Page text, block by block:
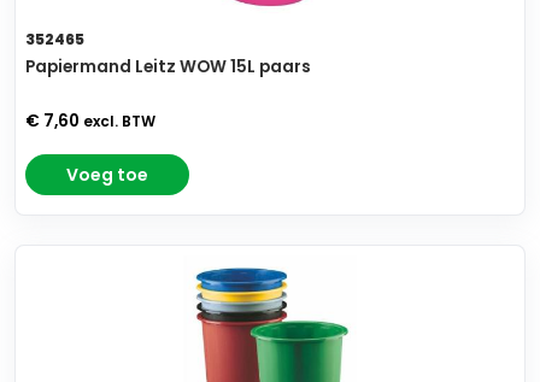
352465
Papiermand Leitz WOW 15L paars
€ 7,60 excl. BTW
Voeg toe